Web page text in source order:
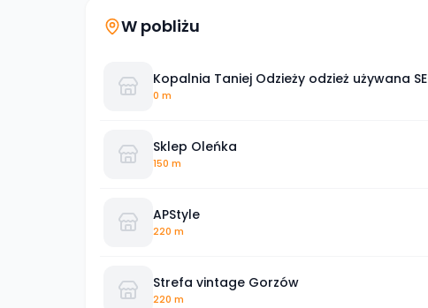
W pobliżu
Kopalnia Taniej Odzieży odzież używana
0 m
Sklep Oleńka
150 m
APStyle
220 m
Strefa vintage Gorzów
220 m